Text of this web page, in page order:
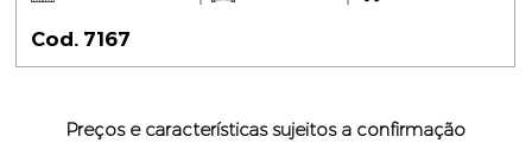
Cod. 7167
Preços e características sujeitos a confirmação